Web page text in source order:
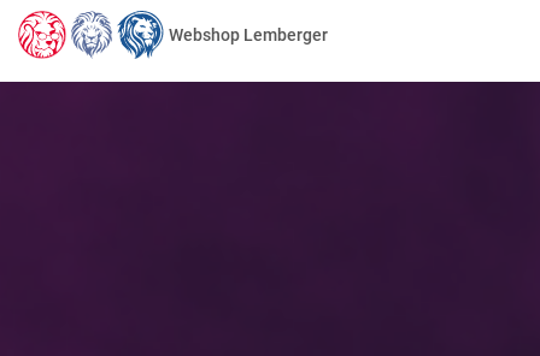
Webshop Lemberger